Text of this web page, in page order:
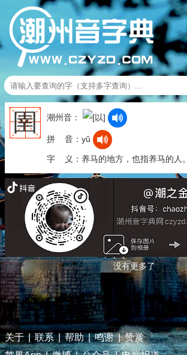
圉 潮州音：
拼 音：yǔ
字 义：养马的地方，也指养马的人。
没有更多了
关于 | 联系 | 帮助 | 鸣谢 | 赞赏